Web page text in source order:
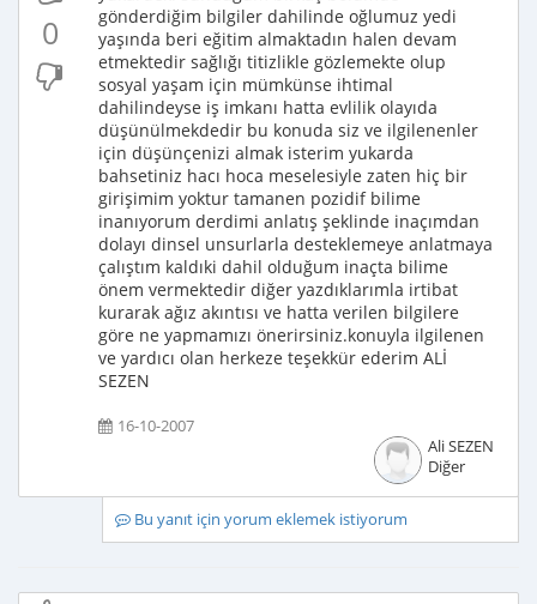
0
gönderdiğim bilgiler dahilinde oğlumuz yedi
yaşında beri eğitim almaktadın halen devam
etmektedir sağlığı titizlikle gözlemekte olup
sosyal yaşam için mümkünse ihtimal
dahilindeyse iş imkanı hatta evlilik olayıda
düşünülmekdedir bu konuda siz ve ilgilenenler
için düşünçenizi almak isterim yukarda
bahsetiniz hacı hoca meselesiyle zaten hiç bir
girişimim yoktur tamanen pozidif bilime
inanıyorum derdimi anlatış şeklinde inaçımdan
dolayı dinsel unsurlarla desteklemeye anlatmaya
çalıştım kaldıki dahil olduğum inaçta bilime
önem vermektedir diğer yazdıklarımla irtibat
kurarak ağız akıntısı ve hatta verilen bilgilere
göre ne yapmamızı önerirsiniz.konuyla ilgilenen
ve yardıcı olan herkeze teşekkür ederim ALİ
SEZEN
16-10-2007
Ali SEZEN
Diğer
Bu yanıt için yorum eklemek istiyorum